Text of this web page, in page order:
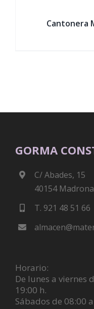
Cantonera
GORMA
C/ Abades, 15
40154
T. 921 48 51 66
Horario:
De lunes a viernes
19:00 h.
Sábados de 08:00